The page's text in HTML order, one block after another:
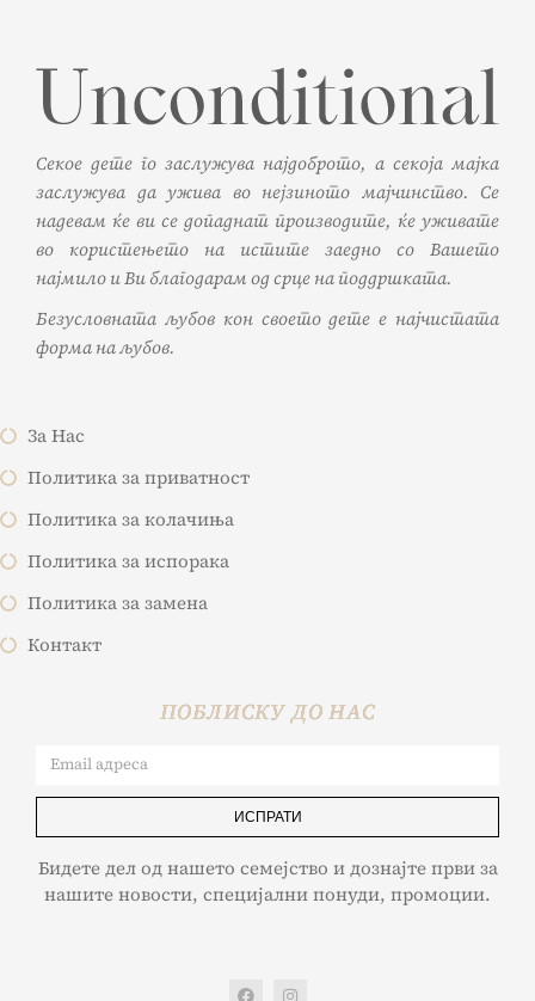
Секое дете го заслужува најдоброто, а секоја мајка
заслужува да ужива во нејзиното мајчинство. Се
надевам ќе ви се допаднат производите, ќе уживате
во користењето на истите заедно со Вашето
најмило и Ви благодарам од срце на поддршката.
Безусловната љубов кон своето дете е најчистата
форма на љубов.
За Нас
Политика за приватност
Политика за колачиња
Политика за испорака
Политика за замена
Контакт
ПОБЛИСКУ ДО НАС
ИСПРАТИ
Бидете дел од нашето семејство и дознајте први за
нашите новости, специјални понуди, промоции.